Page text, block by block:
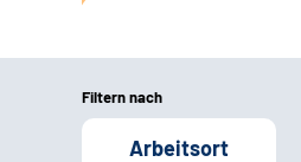
Filtern nach
Arbeitsort